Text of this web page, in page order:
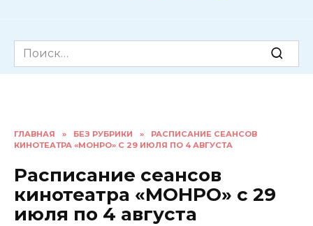
Search
for:
ГЛАВНАЯ » БЕЗ РУБРИКИ »
РАСПИСАНИЕ СЕАНСОВ
КИНОТЕАТРА «МОНРО» С 29 ИЮЛЯ ПО 4 АВГУСТА
Расписание сеансов
кинотеатра «МОНРО» с 29
июля по 4 августа